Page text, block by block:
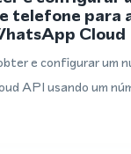
telefone para
Cloud
e configurar um
API usando um